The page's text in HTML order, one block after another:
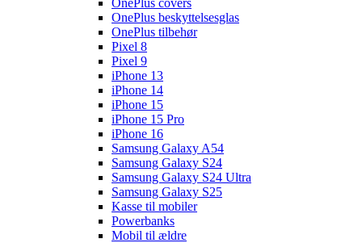
OnePlus covers
OnePlus beskyttelsesglas
OnePlus tilbehør
Pixel 8
Pixel 9
iPhone 13
iPhone 14
iPhone 15
iPhone 15 Pro
iPhone 16
Samsung Galaxy A54
Samsung Galaxy S24
Samsung Galaxy S24 Ultra
Samsung Galaxy S25
Kasse til mobiler
Powerbanks
Mobil til ældre